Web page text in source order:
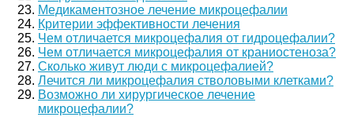
Медикаментозное лечение микроцефалии
Критерии эффективности лечения
Чем отличается микроцефалия от гидроцефалии?
Чем отличается микроцефалия от краниостеноза?
Сколько живут люди с микроцефалией?
Лечится ли микроцефалия стволовыми клетками?
Возможно ли хирургическое лечение
микроцефалии?